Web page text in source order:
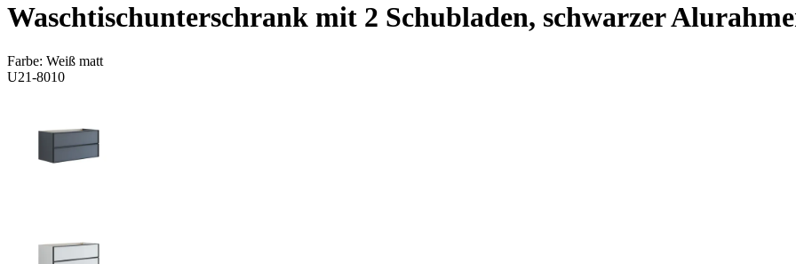
Waschtischunterschrank mit 2 Schubladen, schwarzer
Farbe: Weiß matt
U21-8010